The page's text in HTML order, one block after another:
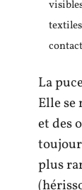
La
Elle
et des
plus